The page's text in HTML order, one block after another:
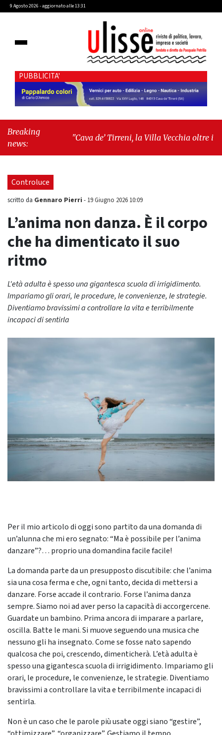
9 Agosto 2026 - aggiornato alle 13:31
PUBBLICITA'
Breaking
news:
"Cava de’ Tirreni, la Villa Vecchia oltre i vandali:
consiliare: “Serve chiarezza!”"
Controluce
scritto da Gennaro Pierri - 19 Giugno 2026 10:09
L’anima non danza. È il corpo
che ha dimenticato il suo
ritmo
L'età adulta è spesso una gigantesca scuola di irrigidimento.
Impariamo gli orari, le procedure, le convenienze, le strategie.
Diventiamo bravissimi a controllare la vita e terribilmente
incapaci di sentirla
Per il mio articolo di oggi sono partito da una domanda di
un’alunna che mi ero segnato: “Ma è possibile per l’anima
danzare”?… proprio una domandina facile facile!
La domanda parte da un presupposto discutibile: che l’anima
sia una cosa ferma e che, ogni tanto, decida di mettersi a
danzare. Forse accade il contrario. Forse l’anima danza
sempre. Siamo noi ad aver perso la capacità di accorgercene.
Guardate un bambino. Prima ancora di imparare a parlare,
oscilla. Batte le mani. Si muove seguendo una musica che
nessuno gli ha insegnato. Come se fosse nato sapendo
qualcosa che poi, crescendo, dimenticherà. L’età adulta è
spesso una gigantesca scuola di irrigidimento. Impariamo gli
orari, le procedure, le convenienze, le strategie. Diventiamo
bravissimi a controllare la vita e terribilmente incapaci di
sentirla.
Non è un caso che le parole più usate oggi siano “gestire”,